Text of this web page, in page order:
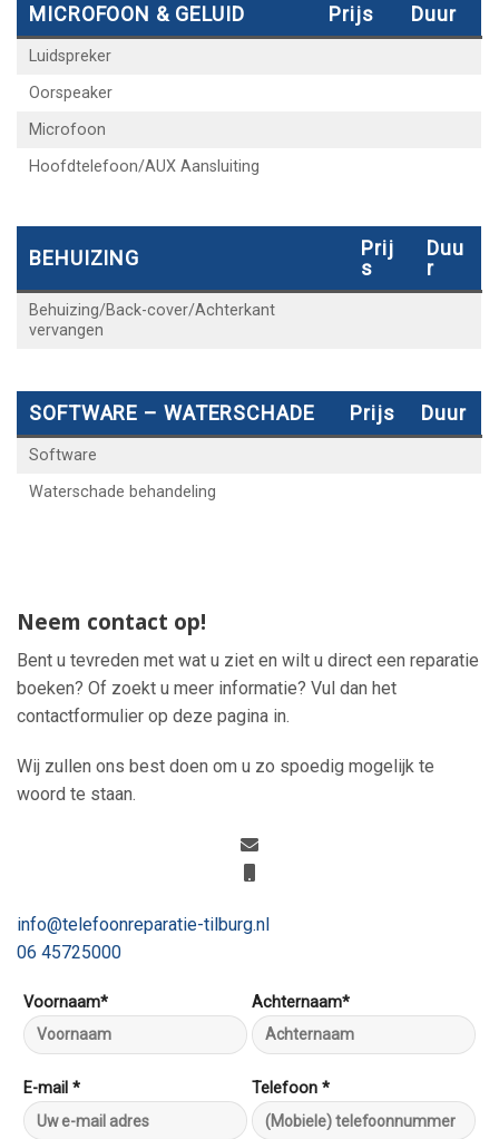
MICROFOON & GELUID Prijs Duur
Luidspreker
Oorspeaker
Microfoon
Hoofdtelefoon/AUX Aansluiting
BEHUIZING
Prij
S
Duu
R
Behuizing/Back-cover/Achterkant
vervangen
SOFTWARE – WATERSCHADE Prijs Duur
Software
Waterschade behandeling
Neem contact op!
Bent u tevreden met wat u ziet en wilt u direct een reparatie
boeken? Of zoekt u meer informatie? Vul dan het
contactformulier op deze pagina in.
Wij zullen ons best doen om u zo spoedig mogelijk te
woord te staan.
info@telefoonreparatie-tilburg.nl
06 45725000
Voornaam* Achternaam*
E-mail * Telefoon *